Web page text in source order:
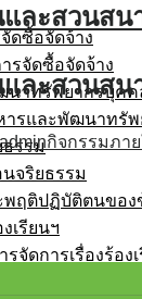
ดซื้อจัดจ้าง
รจัดซื้อจัดจ้าง
นาทรัพยากรบุคค
ารและพัฒนาทรัพ
ธรรม
จริยธรรม
พฤติปฏิบัติตนของ
เรียนฯ
จัดการเรื่องร้อง
ะสวนสน
ะสวนสน
กิจกรรมภา